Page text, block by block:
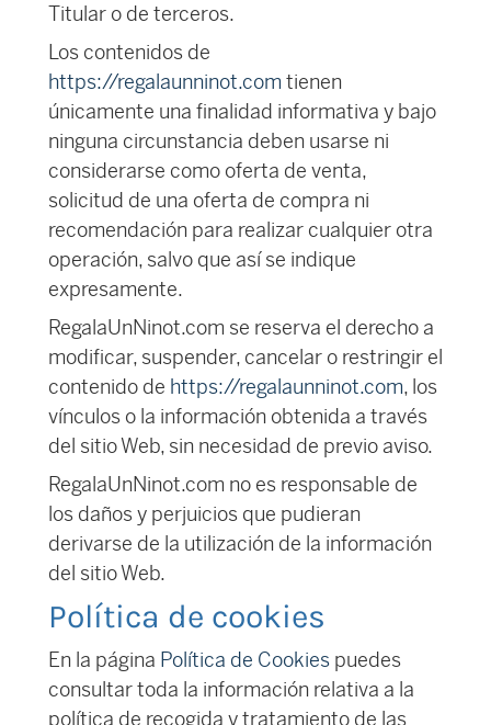
Titular o de terceros.
Los contenidos de
https://regalaunninot.com tienen
únicamente una finalidad informativa y bajo
ninguna circunstancia deben usarse ni
considerarse como oferta de venta,
solicitud de una oferta de compra ni
recomendación para realizar cualquier otra
operación, salvo que así se indique
expresamente.
RegalaUnNinot.com se reserva el derecho a
modificar, suspender, cancelar o restringir el
contenido de https://regalaunninot.com, los
vínculos o la información obtenida a través
del sitio Web, sin necesidad de previo aviso.
RegalaUnNinot.com no es responsable de
los daños y perjuicios que pudieran
derivarse de la utilización de la información
del sitio Web.
Política de cookies
En la página Política de Cookies puedes
consultar toda la información relativa a la
política de recogida y tratamiento de las